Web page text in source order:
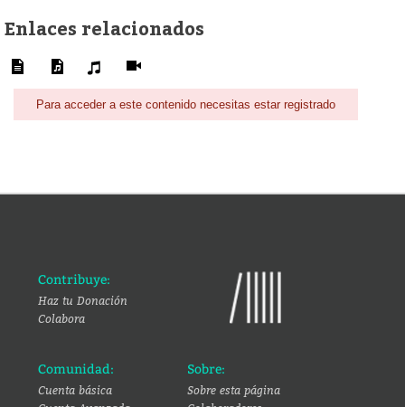
Enlaces relacionados
Para acceder a este contenido necesitas estar registrado
Contribuye:
Haz tu Donación
Colabora
Comunidad:
Cuenta básica
Sobre:
Sobre esta página